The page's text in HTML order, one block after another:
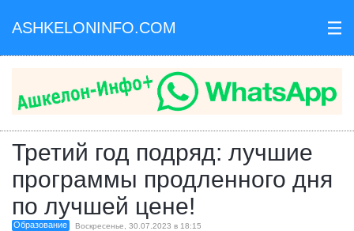
ASHKELONINFO.COM III
Третий год подряд: лучшие
программы продленного дня
по лучшей цене!
Образование Воскресенье, 30.07.2023 в 18:15